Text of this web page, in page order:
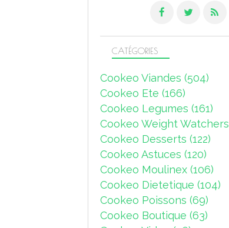
CATÉGORIES
Cookeo Viandes (504)
Cookeo Ete (166)
Cookeo Legumes (161)
Cookeo Weight Watchers
Cookeo Desserts (122)
Cookeo Astuces (120)
Cookeo Moulinex (106)
Cookeo Dietetique (104)
Cookeo Poissons (69)
Cookeo Boutique (63)